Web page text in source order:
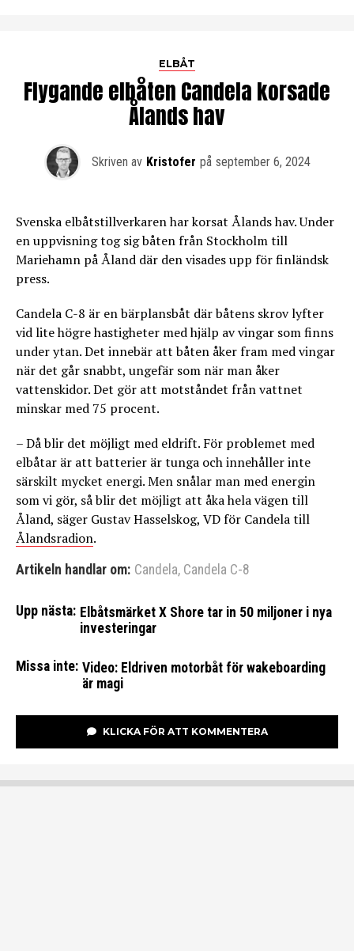
ELBÅT
Flygande elbåten Candela korsade
Ålands hav
Skriven av Kristofer på september 6, 2024
Svenska elbåtstillverkaren har korsat Ålands hav. Under
en uppvisning tog sig båten från Stockholm till
Mariehamn på Åland där den visades upp för finländsk
press.
Candela C-8 är en bärplansbåt där båtens skrov lyfter
vid lite högre hastigheter med hjälp av vingar som finns
under ytan. Det innebär att båten åker fram med vingar
när det går snabbt, ungefär som när man åker
vattenskidor. Det gör att motståndet från vattnet
minskar med 75 procent.
– Då blir det möjligt med eldrift. För problemet med
elbåtar är att batterier är tunga och innehåller inte
särskilt mycket energi. Men snålar man med energin
som vi gör, så blir det möjligt att åka hela vägen till
Åland, säger Gustav Hasselskog, VD för Candela till
Ålandsradion.
Artikeln handlar om: Candela, Candela C-8
Upp nästa: Elbåtsmärket X Shore tar in 50 miljoner i nya
investeringar
Missa inte: Video: Eldriven motorbåt för wakeboarding
är magi
KLICKA FÖR ATT KOMMENTERA